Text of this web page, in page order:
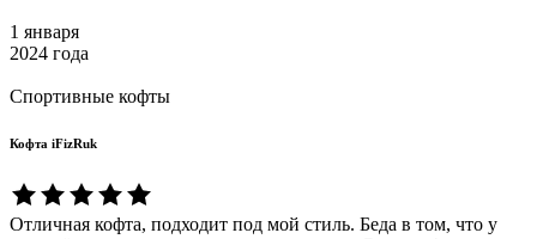
1 января
2024 года
Спортивные кофты
Кофта iFizRuk
Отличная кофта, подходит под мой стиль. Беда в том, что у